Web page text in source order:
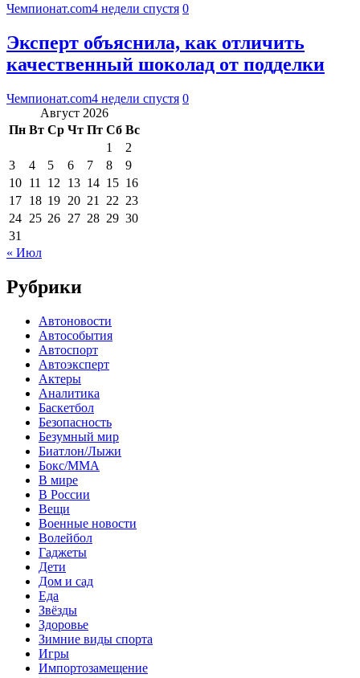
Чемпионат.com4 недели спустя 0
Эксперт объяснила, как отличить
качественный шоколад от подделки
Чемпионат.com4 недели спустя 0
Август 2026
Пн Вт Ср Чт Пт Сб Вс
1
2
3
4 5 6 7 8
9
10 11 12 13 14 15 16
17 18 19 20 21 22 23
24 25 26 27 28 29 30
31
« Июл
Рубрики
Автоновости
Автособытия
Автоспорт
Автоэксперт
Актеры
Аналитика
Баскетбол
Безопасность
Безумный мир
Биатлон/Лыжи
Бокс/MMA
В мире
В России
Вещи
Военные новости
Волейбол
Гаджеты
Дети
Дом и сад
Еда
Звёзды
Здоровье
Зимние виды спорта
Игры
Импортозамещение